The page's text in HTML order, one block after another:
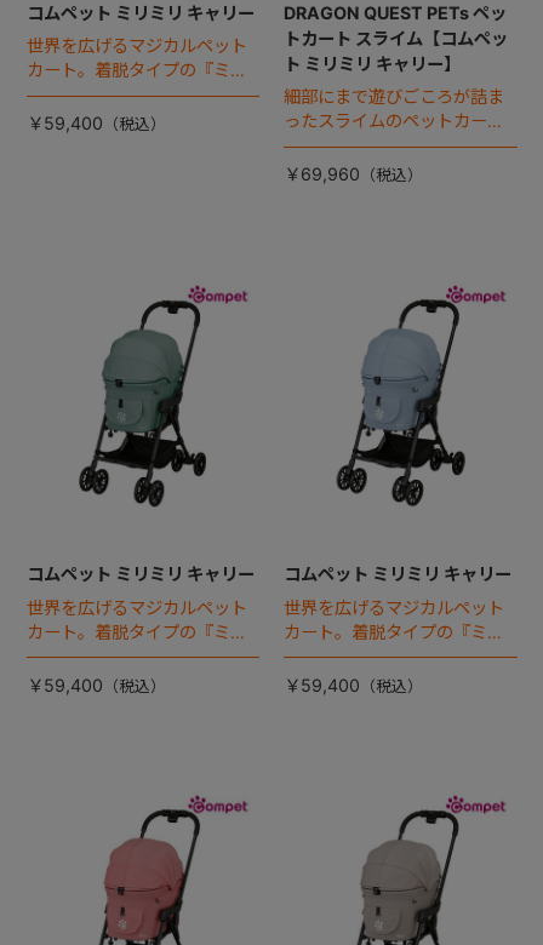
コムペット ミリミリ キャリー
世界を広げるマジカルペット
カート。着脱タイプの『ミリ
ミリ キャリー』 からアースカ
ラーが登場！
￥59,400
DRAGON QUEST PETs ペッ
トカート スライム【コムペッ
ト ミリミリ キャリー】
細部にまで遊びごころが詰ま
ったスライムのペットカー
ト。
￥69,960
コムペット ミリミリ キャリー
世界を広げるマジカルペット
カート。着脱タイプの『ミリ
ミリEG』 がフルモデルチェン
ジ 。新機能「マジカルフォー
￥59,400
コムペット ミリミリ キャリー
世界を広げるマジカルペット
カート。着脱タイプの『ミリ
ミリEG』 がフルモデルチェン
ジ 。新機能「マジカルフォー
￥59,400